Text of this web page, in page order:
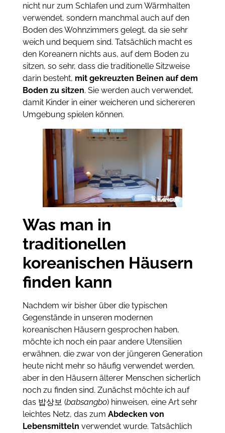
nicht nur zum Schlafen und zum Wärmhalten
verwendet, sondern manchmal auch auf den
Boden des Wohnzimmers gelegt, da sie sehr
weich und bequem sind. Tatsächlich macht es
den Koreanern nichts aus, auf dem Boden zu
sitzen, so sehr, dass die traditionelle Sitzweise
darin besteht, mit gekreuzten Beinen auf dem
Boden zu sitzen. Sie werden auch verwendet,
damit Kinder in einer weicheren und sichereren
Umgebung spielen können.
Was man in
traditionellen
koreanischen Häusern
finden kann
Nachdem wir bisher über die typischen
Gegenstände in unseren modernen
koreanischen Häusern gesprochen haben,
möchte ich noch ein paar andere Utensilien
erwähnen, die zwar von der jüngeren Generation
heute nicht mehr so häufig verwendet werden,
aber in den Häusern älterer Menschen sicherlich
noch zu finden sind. Zunächst möchte ich auf
das 밥상보 (babsangbo) hinweisen, eine Art sehr
leichtes Netz, das zum Abdecken von
Lebensmitteln verwendet wurde. Tatsächlich